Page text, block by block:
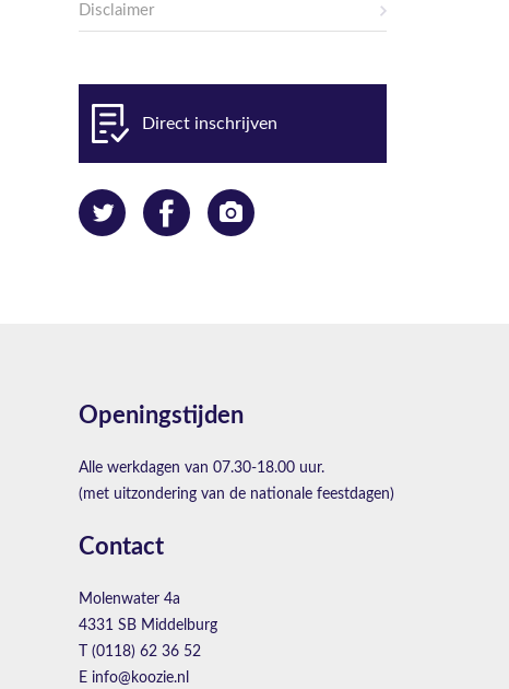
Disclaimer
Direct inschrijven
Openingstijden
Alle werkdagen van 07.30-18.00 uur.
(met uitzondering van de nationale feestdagen)
Contact
Molenwater 4a
4331 SB Middelburg
T (0118) 62 36 52
E info@koozie.nl